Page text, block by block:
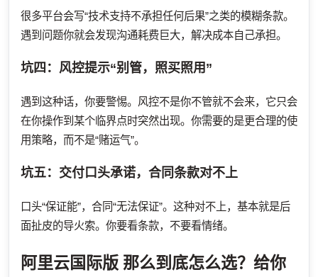
很多平台会写“技术支持不承担任何后果”之类的模糊条款。
遇到问题你就会发现沟通耗费巨大，解决成本自己承担。
坑四：风控提示“别管，照买照用”
遇到这种话，你要警惕。风控不是你不管就不会来，它只会
在你操作到某个临界点时突然出现。你需要的是更合理的使
用策略，而不是“赌运气”。
坑五：交付口头承诺，合同条款对不上
口头“保证能”，合同“无法保证”。这种对不上，基本就是后
面扯皮的导火索。你要看条款，不要看情绪。
阿里云国际版 那么到底怎么选？给你